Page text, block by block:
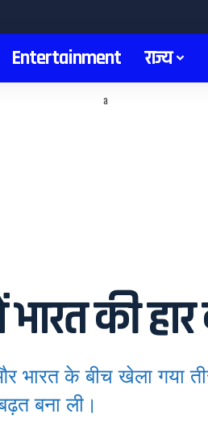
Entertainment राज्य
a
भारत की
भारत के बीच खेला गया
बना ली।